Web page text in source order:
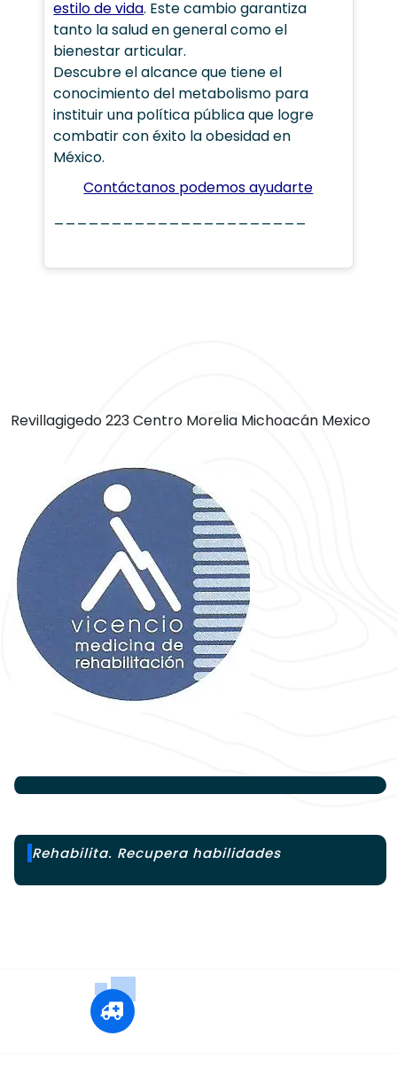
estilo de vida. Este cambio garantiza
tanto la salud en general como el
bienestar articular.
Descubre el alcance que tiene el
conocimiento del metabolismo para
instituir una política pública que logre
combatir con éxito la obesidad en
México.
Contáctanos podemos ayudarte
Revillagigedo 223 Centro Morelia Michoacán Mexico
Rehabilita. Recupera habilidades